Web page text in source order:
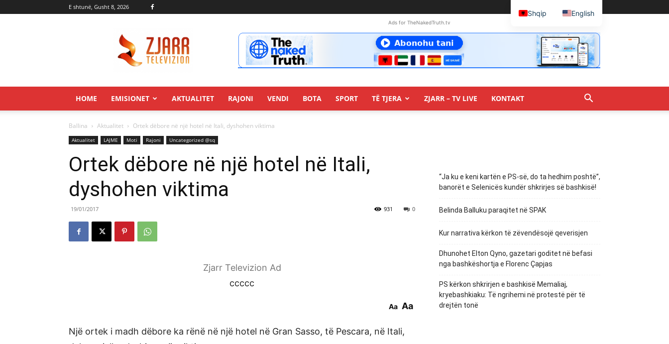
E shtunë, Gusht 8, 2026
Ads for TheNakedTruth.tv
HOME EMISIONET AKTUALITET RAJONI VENDI BOTA SPORT TË TJERA ZJARR – TV LIVE KONTAKT
Ballina Aktualitet Ortek dëbore në një hotel në Itali, dyshohen viktima
Aktualitet LAJME Moti Rajoni Uncategorized @sq
Ortek dëbore në një hotel në Itali,
dyshohen viktima
19/01/2017 0
931
Zjarr Televizion Ad
ccccc
Aa Aa
Një ortek i madh dëbore ka rënë në një hotel në Gran Sasso, të Pescara, në Itali,
“Ja ku e keni kartën e PS-së, do ta hedhim poshtë”,
banorët e Selenicës kundër shkrirjes së bashkisë!
Belinda Balluku paraqitet në SPAK
Kur narrativa kërkon të zëvendësojë qeverisjen
Dhunohet Elton Qyno, gazetari goditet në befasi
nga bashkëshortja e Florenc Çapjas
PS kërkon shkrirjen e bashkisë Memaliaj,
kryebashkiaku: Të ngrihemi në protestë për të
drejtën tonë
Shqip English